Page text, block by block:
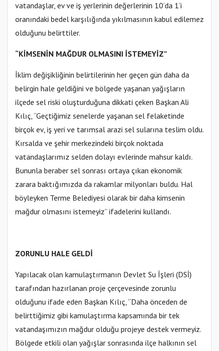
vatandaşlar, ev ve iş yerlerinin değerlerinin 10’da 1’i
oranındaki bedel karşılığında yıkılmasının kabul edilemez
olduğunu belirttiler.
“KİMSENİN MAĞDUR OLMASINI İSTEMEYİZ”
İklim değişikliğinin belirtilerinin her geçen gün daha da
belirgin hale geldiğini ve bölgede yaşanan yağışların
ilçede sel riski oluşturduğuna dikkati çeken Başkan Ali
Kılıç, “Geçtiğimiz senelerde yaşanan sel felaketinde
birçok ev, iş yeri ve tarımsal arazi sel sularına teslim oldu.
Kırsalda ve şehir merkezindeki birçok noktada
vatandaşlarımız selden dolayı evlerinde mahsur kaldı.
Bununla beraber sel sonrası ortaya çıkan ekonomik
zarara baktığımızda da rakamlar milyonları buldu. Hal
böyleyken Terme Belediyesi olarak bir daha kimsenin
mağdur olmasını istemeyiz” ifadelerini kullandı.
ZORUNLU HALE GELDİ
Yapılacak olan kamulaştırmanın Devlet Su İşleri (DSİ)
tarafından hazırlanan proje çerçevesinde zorunlu
olduğunu ifade eden Başkan Kılıç, “Daha önceden de
belirttiğimiz gibi kamulaştırma kapsamında bir tek
vatandaşımızın mağdur olduğu projeye destek vermeyiz.
Bölgede etkili olan yağışlar sonrasında ilçe halkının sel